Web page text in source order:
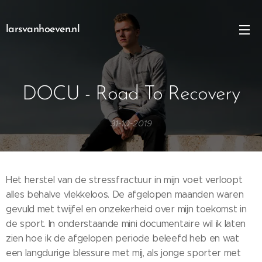
larsvanhoeven.nl
DOCU - Road To Recovery
31-10-2019
Het herstel van de stressfractuur in mijn voet verloopt
alles behalve vlekkeloos. De afgelopen maanden waren
gevuld met twijfel en onzekerheid over mijn toekomst in
de sport. In onderstaande mini documentaire wil ik laten
zien hoe ik de afgelopen periode beleefd heb en wat
een langdurige blessure met mij, als jonge sporter met